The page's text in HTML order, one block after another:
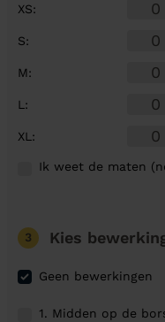
XS:
S:
M:
L :
XL :
Ik weet de maten
3 Kies
Geen bewerkingen
1. Midden op de